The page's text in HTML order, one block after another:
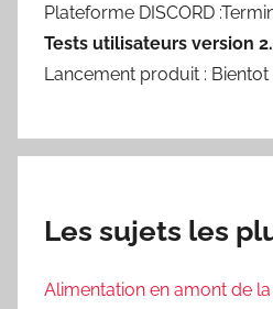
Plateforme DISCORD
Tests utilisateurs version
Lancement produit : Bientot
Les sujets les
Alimentation en amont de